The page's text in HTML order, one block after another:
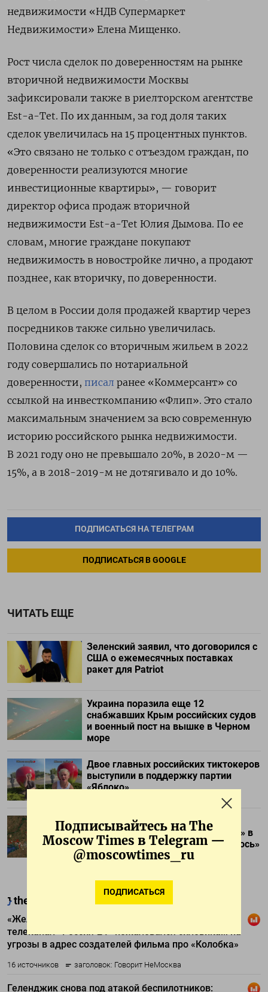
Подписывайтесь на The
Moscow Times в Telegram —
@moscowtimes_ru
ПОДПИСАТЬСЯ
недвижимости «НДВ Супермаркет
Недвижимости» Елена Мищенко.
Рост числа сделок по доверенностям на рынке
вторичной недвижимости Москвы
зафиксировали также в риелторском агентстве
Est-a-Tet. По их данным, за год доля таких
сделок увеличилась на 15 процентных пунктов.
«Это связано не только с отъездом граждан, по
доверенности реализуются многие
инвестиционные квартиры», — говорит
директор офиса продаж вторичной
недвижимости Est-a-Tet Юлия Дымова. По ее
словам, многие граждане покупают
недвижимость в новостройке лично, а продают
позднее, как вторичку, по доверенности.
В целом в России доля продажей квартир через
посредников также сильно увеличилась.
Половина сделок со вторичным жильем в 2022
году совершались по нотариальной
доверенности, писал ранее «Коммерсант» со
ссылкой на инвесткомпанию «Флип». Это стало
максимальным значением за всю современную
историю российского рынка недвижимости.
В 2021 году оно не превышало 20%, в 2020-м —
15%, а в 2018-2019-м не дотягивало и до 10%.
ПОДПИСАТЬСЯ НА ТЕЛЕГРАМ
ПОДПИСАТЬСЯ В GOOGLE
ЧИТАТЬ ЕЩЕ
Зеленский заявил, что договорился с
США о ежемесячных поставках
ракет для Patriot
Украина поразила еще 12
снабжавших Крым российских судов
и военный пост на вышке в Черном
море
Двое главных российских тиктокеров
выступили в поддержку партии
«Яблоко»
В правительстве заявили, что
движение по «сухопутному мосту» в
Крым «более-менее восстановилось»